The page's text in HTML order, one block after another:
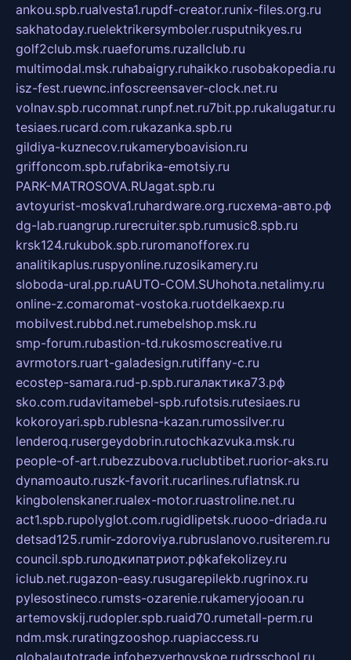
ankou.spb.rualvesta1.rupdf-creator.runix-files.org.ru
sakhatoday.ruelektrikersymboler.rusputnikyes.ru
golf2club.msk.ruaeforums.ruzallclub.ru
multimodal.msk.ruhabaigry.ruhaikko.rusobakopedia.ru
isz-fest.ruewnc.infoscreensaver-clock.net.ru
volnav.spb.rucomnat.runpf.net.ru7bit.pp.rukalugatur.ru
tesiaes.rucard.com.rukazanka.spb.ru
gildiya-kuznecov.rukameryboavision.ru
griffoncom.spb.rufabrika-emotsiy.ru
PARK-MATROSOVA.RUagat.spb.ru
avtoyurist-moskva1.ruhardware.org.ruсхема-авто.рф
dg-lab.ruangrup.rurecruiter.spb.rumusic8.spb.ru
krsk124.rukubok.spb.ruromanofforex.ru
analitikaplus.ruspyonline.ruzosikamery.ru
sloboda-ural.pp.ruAUTO-COM.SUhohota.netalimy.ru
online-z.comaromat-vostoka.ruotdelkaexp.ru
mobilvest.rubbd.net.rumebelshop.msk.ru
smp-forum.rubastion-td.rukosmoscreative.ru
avrmotors.ruart-galadesign.rutiffany-c.ru
ecostep-samara.rud-p.spb.ruгалактика73.рф
sko.com.rudavitamebel-spb.rufotsis.rutesiaes.ru
kokoroyari.spb.rublesna-kazan.rumossilver.ru
lenderoq.rusergeydobrin.rutochkazvuka.msk.ru
people-of-art.rubezzubova.ruclubtibet.ruorior-aks.ru
dynamoauto.ruszk-favorit.rucarlines.ruflatnsk.ru
kingbolenskaner.rualex-motor.ruastroline.net.ru
act1.spb.rupolyglot.com.rugidlipetsk.ruooo-driada.ru
detsad125.rumir-zdoroviya.rubruslanovo.rusiterem.ru
council.spb.ruлодкипатриот.рфkafekolizey.ru
iclub.net.rugazon-easy.rusugarepilekb.rugrinox.ru
pylesostineco.rumsts-ozarenie.rukameryjooan.ru
artemovskij.rudopler.spb.ruaid70.rumetall-perm.ru
ndm.msk.ruratingzooshop.ruapiaccess.ru
globalautotrade.infobezverhovskoe.rudrsschool.ru